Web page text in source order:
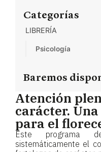
Categorías
LIBRERÍA
Psicología
Baremos
Atención
carácter.
para el
Este programa
sistemáticamente el